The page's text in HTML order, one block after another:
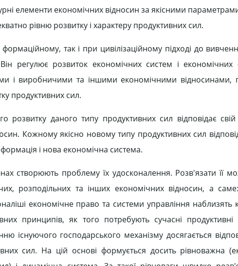
елементи економічних відносин за якісними
рівню розвитку і характеру продуктивних сил.
так і при цивілізаційному підході до
регулює розвиток економічних систем і
і виробничими та іншими економічними відносинами,
продуктивних сил.
даного типу продуктивних сил відповідає
Кожному якісно новому типу продуктивних сил
і нова економічна система.
створюють проблему їх удосконалення. Розв'язати її
розподільних та інших економічних відносин, а
економічне право та системи управління наблизять
принципів, як того потребують сучасні
існуючого господарського механізму досягається
сил. На цій основі формується досить рівноважна